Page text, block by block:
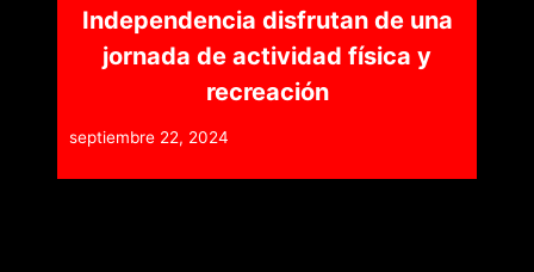
Independencia disfrutan de una
jornada de actividad física y
recreación
septiembre 22, 2024